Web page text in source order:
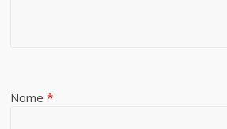
Nome*